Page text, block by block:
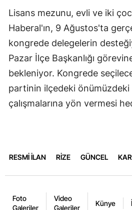
Lisans mezunu, evli ve iki
Haberal'ın, 9 Ağustos'ta
kongrede delegelerin
Pazar İlçe Başkanlığı
bekleniyor. Kongrede
partinin ilçedeki önümüzdeki
çalışmalarına yön vermesi
RESMİ İLAN RİZE GÜNCEL
Foto
Galeriler
Video
Galeriler
Künye